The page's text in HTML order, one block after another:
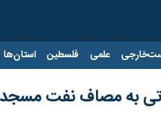
علمی فلسطین استان‌ها
به مصاف نفت‌